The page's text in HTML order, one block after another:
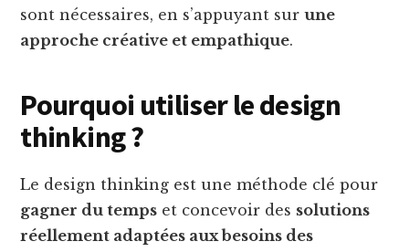
sont nécessaires, en s’appuyant surune
approche créative et empathique.
Pourquoi utiliser le design
thinking ?
Le design thinking est une méthode clé pour
gagner du temps et concevoir des solutions
réellement adaptées aux besoins des